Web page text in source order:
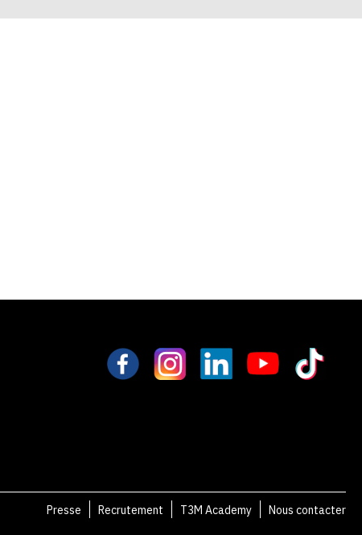
Presse Recrutement T3M Academy Nous contacter